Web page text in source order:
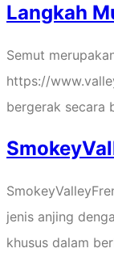
Langkah
Semut
https://
bergerak secara
jenis anjing
khusus dalam